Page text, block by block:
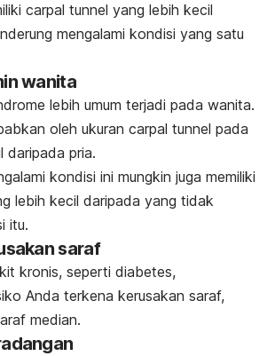
carpal tunnel yang lebih kecil
mengalami kondisi yang satu
wanita
lebih umum terjadi pada wanita.
oleh ukuran carpal tunnel pada
daripada pria.
kondisi ini mungkin juga memiliki
lebih kecil daripada yang tidak
itu.
saraf
kronis, seperti diabetes,
Anda terkena kerusakan saraf,
median.